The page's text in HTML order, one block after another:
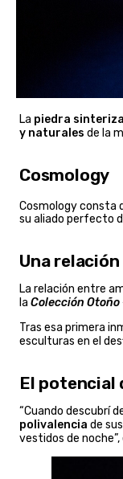
La piedra
y naturales de la
Cosmology
Cosmology consta
su aliado perfecto
Una
La relación entre
la Colección
Tras esa primera
esculturas en el
El potencial
“Cuando descubrí
polivalencia de
vestidos de